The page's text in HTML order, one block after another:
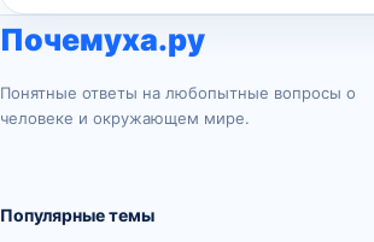
Почемуха.ру
Понятные ответы на любопытные вопросы о
человеке и окружающем мире.
Популярные темы